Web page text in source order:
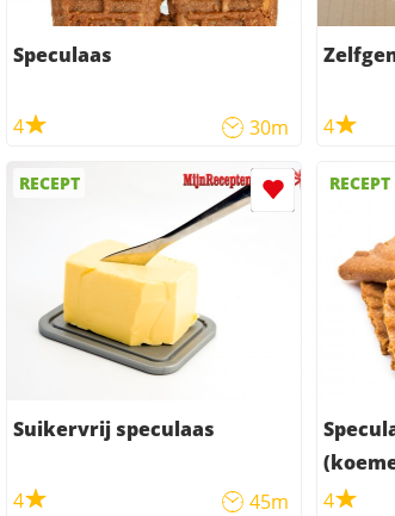
Speculaas
4 30m 4
RECEPT
Suikervrij speculaas
4 45m
RECEPT
4